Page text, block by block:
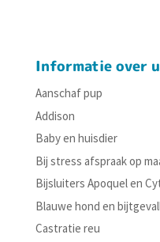
Informatie over
Aanschaf pup
Addison
Baby en huisdier
Bij stress afspraak op
Bijsluiters Apoquel en
Blauwe hond en
Castratie reu